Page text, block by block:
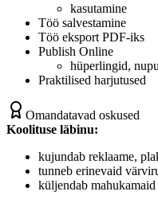
kasutamine
Töö salvestamine
Töö eksport PDF-iks
Publish Online
hüperlingid,
Praktilised harjutused
Omandatavad oskused
Koolituse läbinu:
kujundab reklaame,
tunneb erinevaid
küljendab